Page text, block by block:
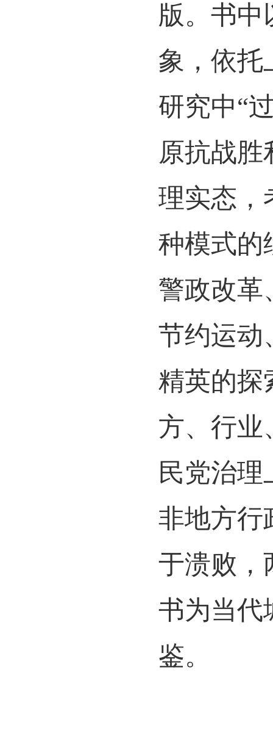
版。书中
象，依托
研究中“
原抗战
理实态，
种模式的
警政改革
节约运动
精英的探
方、行业
民党治
非地方行
于溃败，
书为当代
鉴。